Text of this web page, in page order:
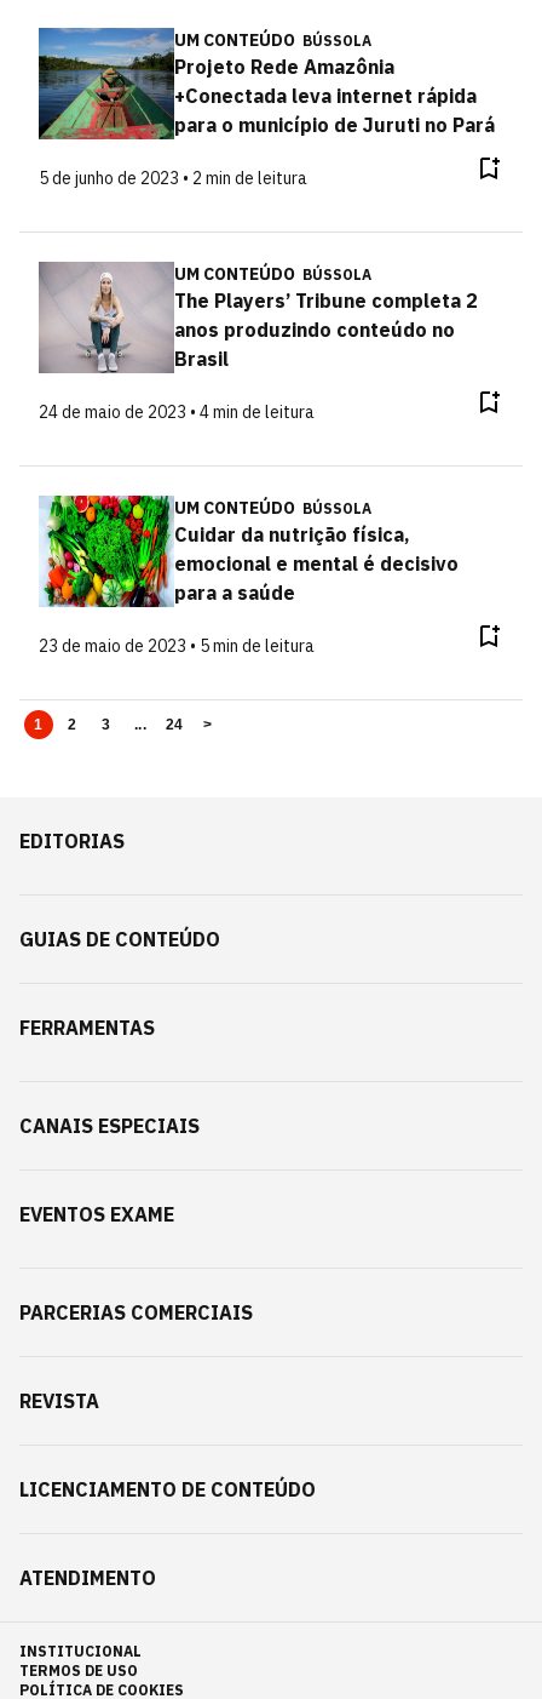
UM CONTEÚDO BÚSSOLA
Projeto Rede Amazônia
+Conectada leva internet rápida
para o município de Juruti no Pará
5 de junho de 2023 • 2 min de leitura
UM CONTEÚDO BÚSSOLA
The Players’ Tribune completa 2
anos produzindo conteúdo no
Brasil
24 de maio de 2023 • 4 min de leitura
UM CONTEÚDO BÚSSOLA
Cuidar da nutrição física,
emocional e mental é decisivo
para a saúde
23 de maio de 2023 • 5 min de leitura
1 2 3 ... 24 >
EDITORIAS
GUIAS DE CONTEÚDO
FERRAMENTAS
CANAIS ESPECIAIS
EVENTOS EXAME
PARCERIAS COMERCIAIS
REVISTA
LICENCIAMENTO DE CONTEÚDO
ATENDIMENTO
INSTITUCIONAL
TERMOS DE USO
POLÍTICA DE COOKIES